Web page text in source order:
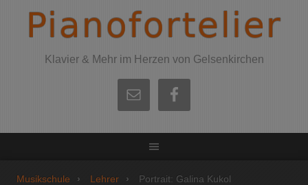
Pianofortelier
Klavier & Mehr im Herzen von Gelsenkirchen
Musikschule Lehrer Portrait: Galina Kukol